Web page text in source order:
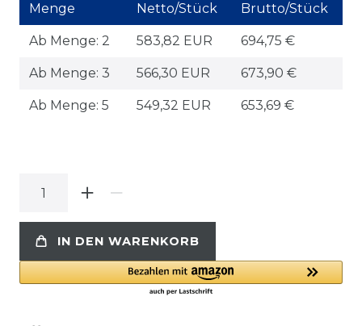
Menge Netto/Stück Brutto/Stück
Ab Menge: 2 583,82 EUR 694,75 €
Ab Menge: 3 566,30 EUR 673,90 €
Ab Menge: 5 549,32 EUR 653,69 €
IN DEN WARENKORB